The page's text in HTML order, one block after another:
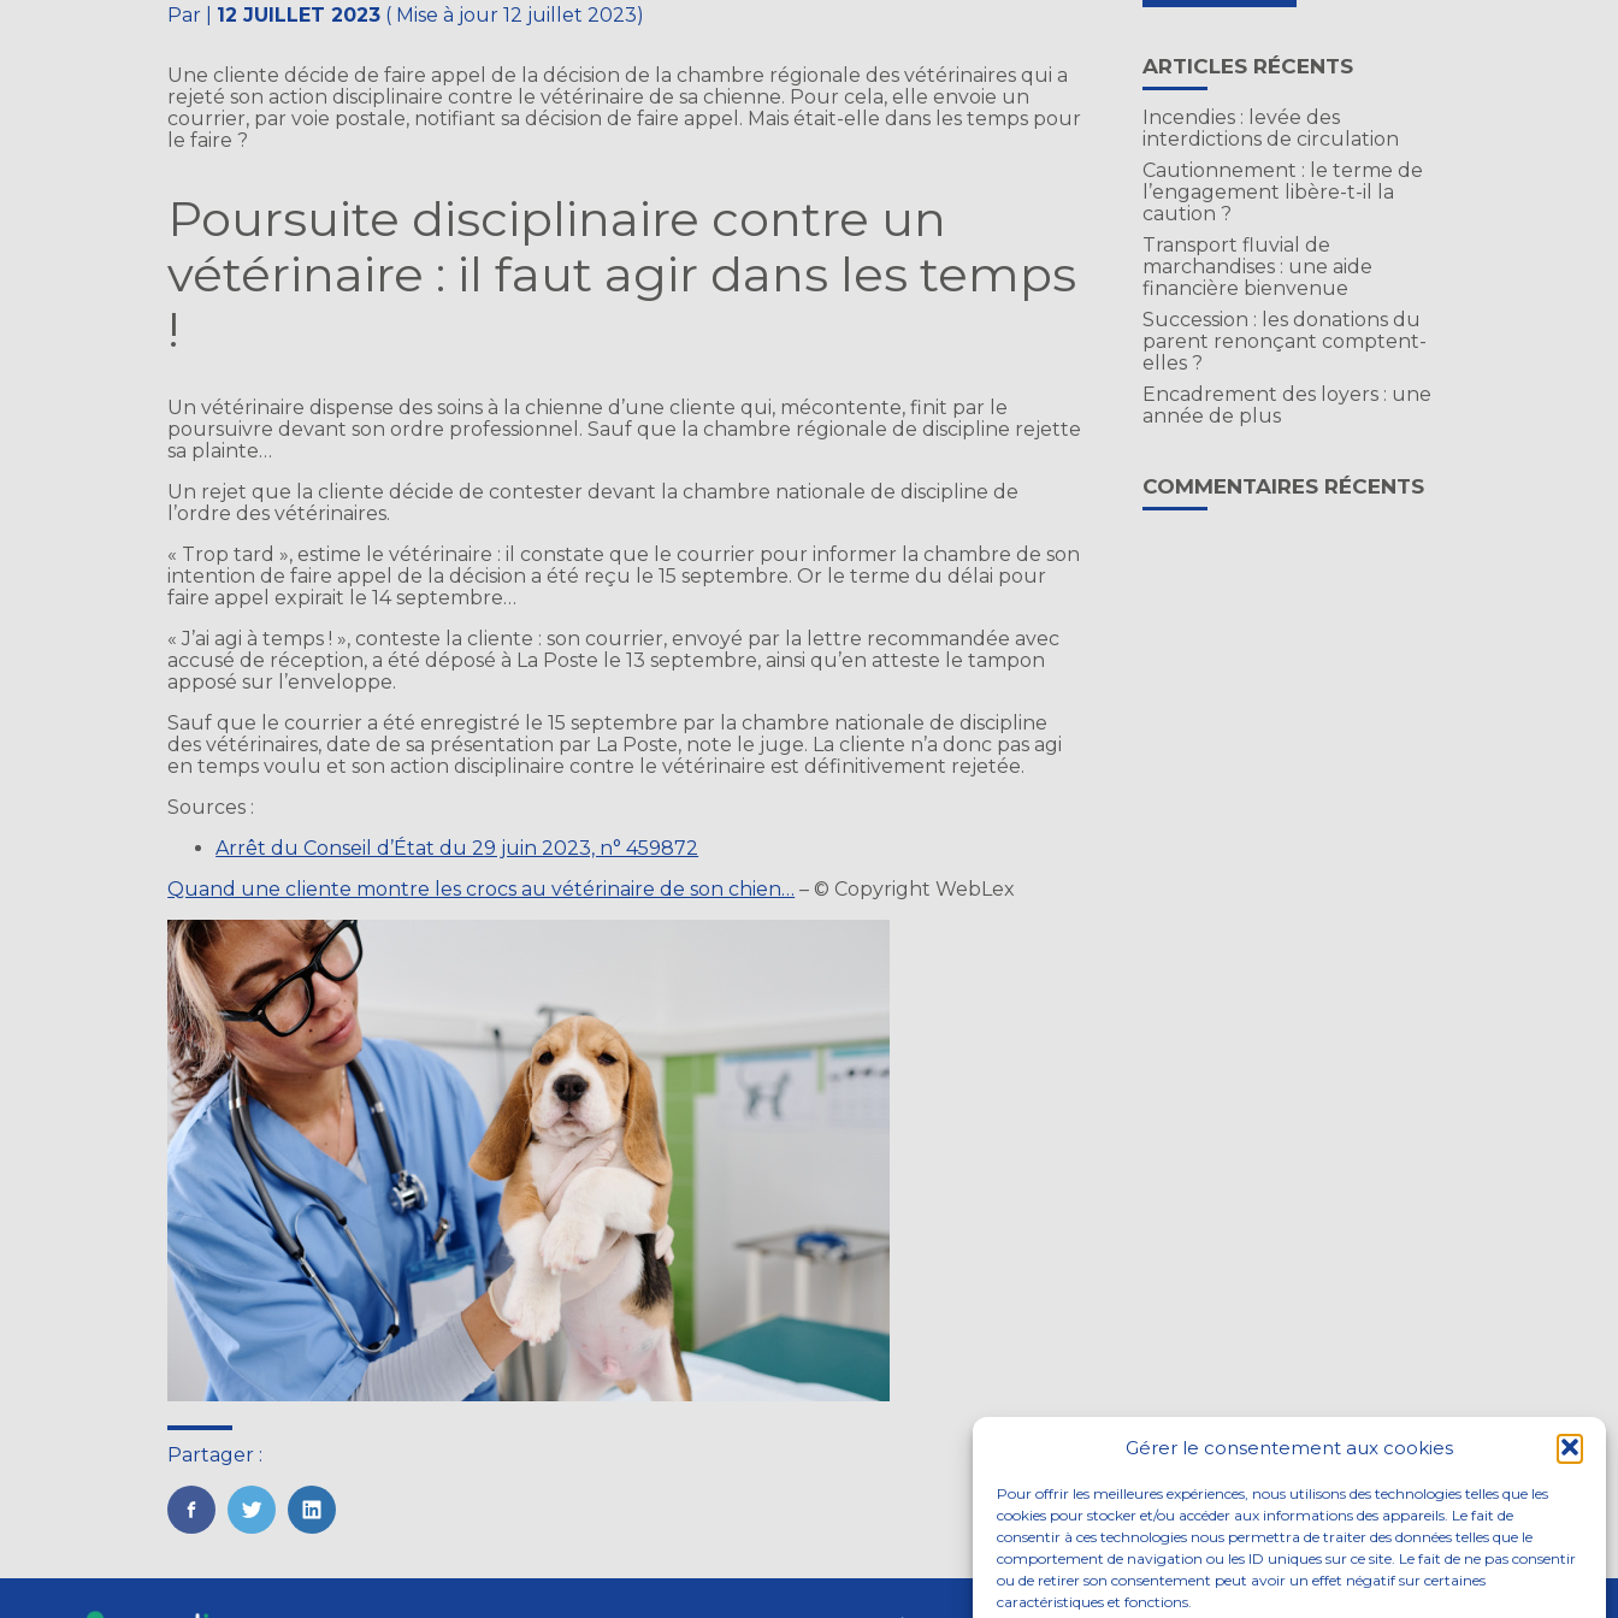
Gérer le consentement aux cookies
Pour offrir les meilleures expériences, nous utilisons des technologies telles que les
cookies pour stocker et/ou accéder aux informations des appareils. Le fait de
consentir à ces technologies nous permettra de traiter des données telles que le
comportement de navigation ou les ID uniques sur ce site. Le fait de ne pas consentir
ou de retirer son consentement peut avoir un effet négatif sur certaines
caractéristiques et fonctions.
Par 12 JUILLET 2023 ( Mise à jour 12 juillet 2023)
Une cliente décide de faire appel de la décision de la chambre régionale des vétérinaires qui a
rejeté son action disciplinaire contre le vétérinaire de sa chienne. Pour cela, elle envoie un
courrier, par voie postale, notifiant sa décision de faire appel. Mais était-elle dans les temps pour
le faire ?
Poursuite disciplinaire contre un
vétérinaire : il faut agir dans les temps
!
Un vétérinaire dispense des soins à la chienne d’une cliente qui, mécontente, finit par le
poursuivre devant son ordre professionnel. Sauf que la chambre régionale de discipline rejette
sa plainte…
Un rejet que la cliente décide de contester devant la chambre nationale de discipline de
l’ordre des vétérinaires.
« Trop tard », estime le vétérinaire : il constate que le courrier pour informer la chambre de son
intention de faire appel de la décision a été reçu le 15 septembre. Or le terme du délai pour
faire appel expirait le 14 septembre…
« J’ai agi à temps ! », conteste la cliente : son courrier, envoyé par la lettre recommandée avec
accusé de réception, a été déposé à La Poste le 13 septembre, ainsi qu’en atteste le tampon
apposé sur l’enveloppe.
Sauf que le courrier a été enregistré le 15 septembre par la chambre nationale de discipline
des vétérinaires, date de sa présentation par La Poste, note le juge. La cliente n’a donc pas agi
en temps voulu et son action disciplinaire contre le vétérinaire est définitivement rejetée.
Sources :
Arrêt du Conseil d’État du 29 juin 2023, n° 459872
Quand une cliente montre les crocs au vétérinaire de son chien… – © Copyright WebLex
Partager :
FaceBook
TwitterLinkedIn
ARTICLES RÉCENTS
Incendies : levée des
interdictions de circulation
Cautionnement : le terme de
l’engagement libère-t-il la
caution ?
Transport fluvial de
marchandises : une aide
financière bienvenue
Succession : les donations du
parent renonçant comptent-
elles ?
Encadrement des loyers : une
année de plus
COMMENTAIRES RÉCENTS